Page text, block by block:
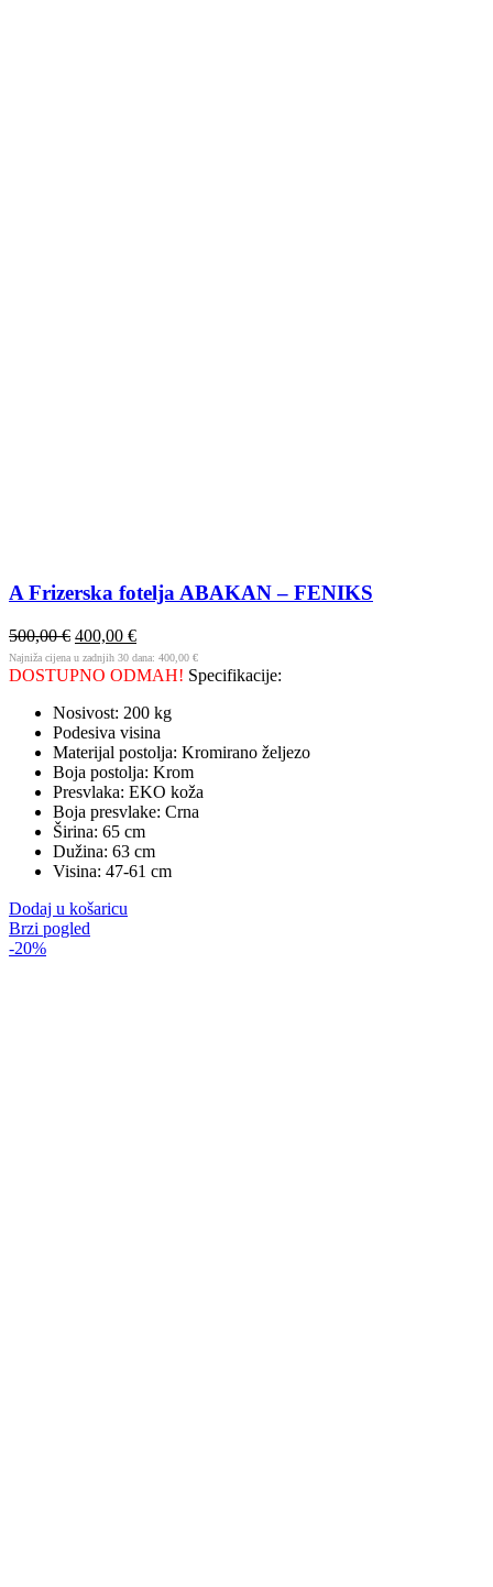
A Frizerska fotelja ABAKAN – FENIKS
500,00€ 400,00 €
Najniža cijena u zadnjih 30 dana: 400,00 €
DOSTUPNO ODMAH! Specifikacije:
Nosivost: 200 kg
Podesiva visina
Materijal postolja: Kromirano željezo
Boja postolja: Krom
Presvlaka: EKO koža
Boja presvlake: Crna
Širina: 65 cm
Dužina: 63 cm
Visina: 47-61 cm
Dodaj u košaricu
Brzi pogled
-20%